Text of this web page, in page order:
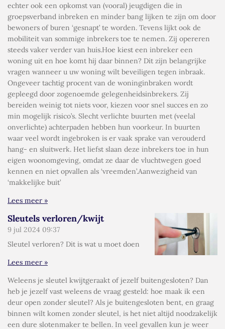
echter ook een opkomst van (vooral) jeugdigen die in
groepsverband inbreken en minder bang lijken te zijn om door
bewoners of buren ‘gesnapt’ te worden. Tevens lijkt ook de
mobiliteit van sommige inbrekers toe te nemen. Zij opereren
steeds vaker verder van huis.Hoe kiest een inbreker een
woning uit en hoe komt hij daar binnen? Dit zijn belangrijke
vragen wanneer u uw woning wilt beveiligen tegen inbraak.
Ongeveer tachtig procent van de woninginbraken wordt
gepleegd door zogenoemde gelegenheidsinbrekers. Zij
bereiden weinig tot niets voor, kiezen voor snel succes en zo
min mogelijk risico’s. Slecht verlichte buurten met (veelal
onverlichte) achterpaden hebben hun voorkeur. In buurten
waar veel wordt ingebroken is er vaak sprake van verouderd
hang- en sluitwerk. Het liefst slaan deze inbrekers toe in hun
eigen woonomgeving, omdat ze daar de vluchtwegen goed
kennen en niet opvallen als ‘vreemden’.Aanwezigheid van
‘makkelijke buit’
Lees meer »
Sleutels verloren/kwijt
9 jul 2024 09:37
Sleutel verloren? Dit is wat u moet doen
Lees meer »
Weleens je sleutel kwijtgeraakt of jezelf buitengesloten? Dan
heb je jezelf vast weleens de vraag gesteld: hoe maak ik een
deur open zonder sleutel? Als je buitengesloten bent, en graag
binnen wilt komen zonder sleutel, is het niet altijd noodzakelijk
een dure slotenmaker te bellen. In veel gevallen kun je weer